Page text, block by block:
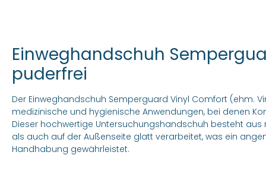
Einweghandschuh
puderfrei
Der Einweghandschuh Semperguard Vinyl Comfort (ehm.
medizinische und hygienische Anwendungen, bei denen
Dieser hochwertige Untersuchungshandschuh besteht
als auch auf der Außenseite glatt verarbeitet, was ein
Handhabung gewährleistet.